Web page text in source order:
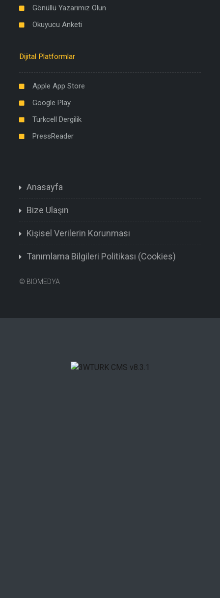
Gönüllü Yazarımız Olun
Okuyucu Anketi
Dijital Platformlar
Apple App Store
Google Play
Turkcell Dergilik
PressReader
Anasayfa
Bize Ulaşın
Kişisel Verilerin Korunması
Tanımlama Bilgileri Politikası (Cookies)
© BIOMEDYA